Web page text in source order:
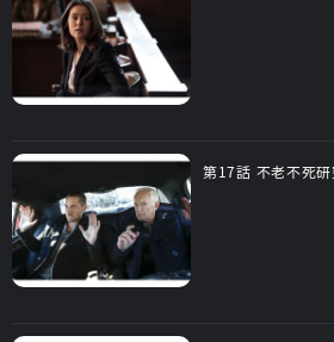
第17話 不老不死